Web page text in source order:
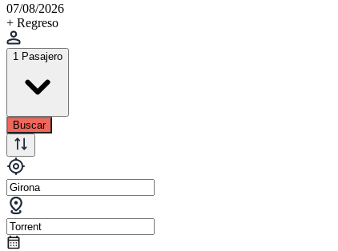
07/08/2026
+ Regreso
1 Pasajero
Buscar